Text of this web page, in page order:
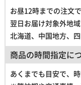
お昼12時までの注文
翌日お届け対象外地域
北海道、中国地方、
商品の時間指定に
あくまでも目安で、